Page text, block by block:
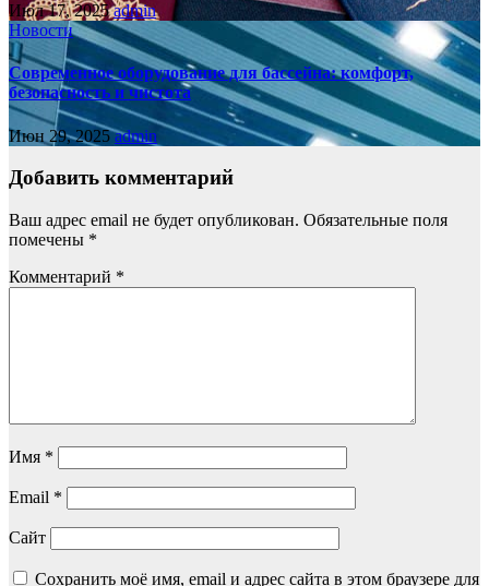
Июл 17, 2025admin
Новости
Современное оборудование для бассейна: комфорт,
безопасность и чистота
Июн 29, 2025admin
Добавить комментарий
Ваш адрес email не будет опубликован. Обязательные поля
помечены *
Комментарий *
Имя *
Email *
Сайт
Сохранить моё имя, email и адрес сайта в этом браузере для